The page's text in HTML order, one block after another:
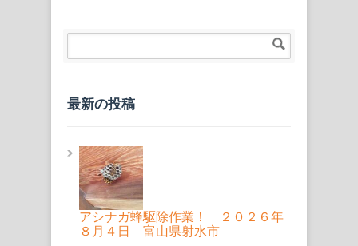
最新の投稿
アシナガ蜂駆除作業！ ２０２６年
８月４日 富山県射水市